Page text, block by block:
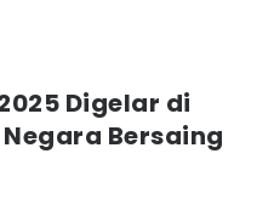
Digelar di
Bersaing